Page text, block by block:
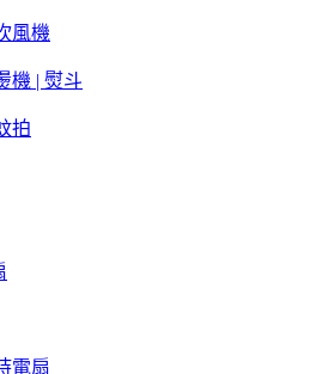
風機
機 | 熨斗
拍
電扇